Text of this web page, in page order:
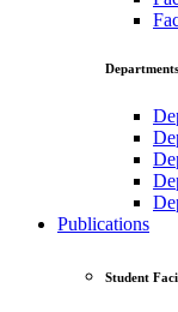
Departments
Publications
Student